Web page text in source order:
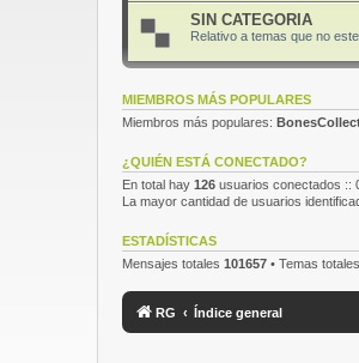
SIN CATEGORIA
Relativo a temas que no
MIEMBROS MÁS POPULARES
Miembros más populares:
¿QUIÉN ESTÁ CONECTADO?
En total hay 126 usuarios conectados ::
La mayor cantidad de usuarios
ESTADÍSTICAS
Mensajes totales 101657 • Temas totales
RG Índice general